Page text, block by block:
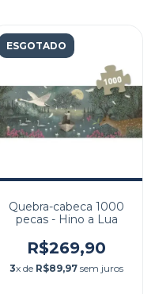
ESGOTADO
Quebra-cabeca 1000
pecas - Hino a Lua
R$269,90
3x de R$89,97 sem juros